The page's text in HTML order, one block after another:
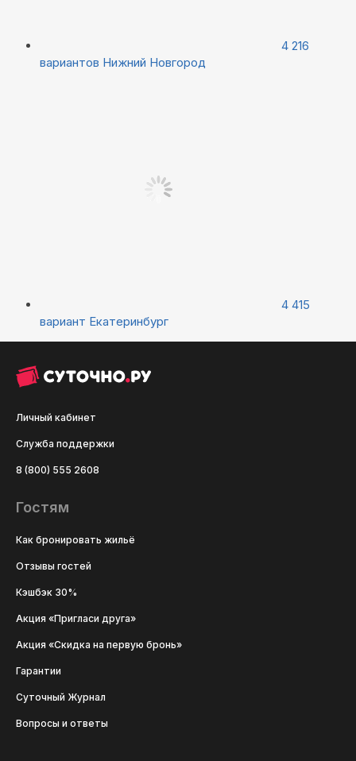
4 216
вариантов Нижний Новгород
4 415
вариант Екатеринбург
Личный кабинет
Служба поддержки
8 (800) 555 2608
Гостям
Как бронировать жильё
Отзывы гостей
Кэшбэк 30%
Акция «Пригласи друга»
Акция «Скидка на первую бронь»
Гарантии
Суточный Журнал
Вопросы и ответы